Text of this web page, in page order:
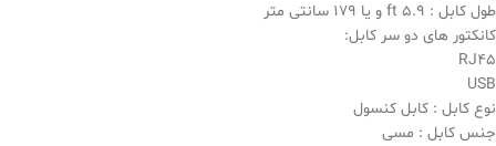
طول کابل : 5.9 ft و یا 179 سانتی متر
کانکتور های دو سر کابل:
RJ45
USB
نوع کابل : کابل کنسول
جنس کابل : مسی